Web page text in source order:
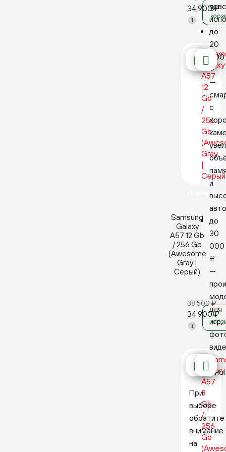
34,900₽
i
В
Новинка
Samsung
Galaxy
A57 12 Gb
/ 256 Gb
(Awesome
Gray |
Серый)
38,500₽
34,900₽
i
В
до
20
000
₽
—
с
и
до
30
000
₽
—
для
игр,
При
выборе
обратите
внимание
на